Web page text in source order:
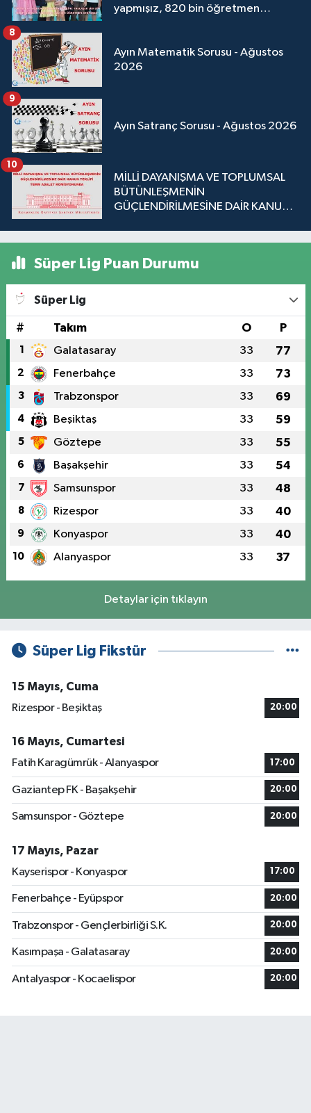
yapmışız, 820 bin öğretmen
Ayın Matematik Sorusu - Ağustos
2026
8
Ayın Satranç Sorusu - Ağustos 2026
9
MİLLİ DAYANIŞMA VE TOPLUMSAL
BÜTÜNLEŞMENİN
GÜÇLENDİRİLMESİNE DAİR KANUN
10
Süper Lig Puan Durumu
Süper Lig
# Takım O P
1 Galatasaray 33 77
2 Fenerbahçe 33 73
3 Trabzonspor 33 69
4 Beşiktaş 33 59
5 Göztepe 33 55
6 Başakşehir 33 54
7 Samsunspor 33 48
8 Rizespor 33 40
9 Konyaspor 33 40
10 Alanyaspor 33 37
Detaylar için tıklayın
Süper Lig Fikstür
15 Mayıs, Cuma
Rizespor - Beşiktaş
20:00
16 Mayıs, Cumartesi
Fatih Karagümrük - Alanyaspor
17:00
Gaziantep FK - Başakşehir 20:00
Samsunspor - Göztepe 20:00
17 Mayıs, Pazar
Kayserispor - Konyaspor
17:00
Fenerbahçe - Eyüpspor 20:00
Trabzonspor - Gençlerbirliği S.K. 20:00
Kasımpaşa - Galatasaray 20:00
Antalyaspor - Kocaelispor 20:00